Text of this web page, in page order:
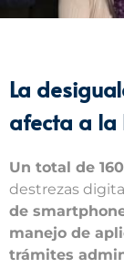
La
afecta a la
Un total de
destrezas
de
manejo de
trámites